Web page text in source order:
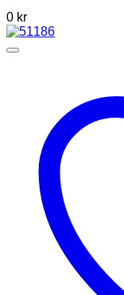
0 kr